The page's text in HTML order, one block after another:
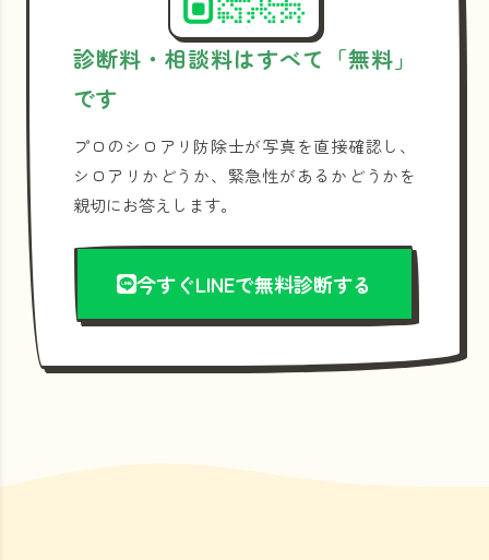
診断料・相談料はすべて「無料」
です
プロのシロアリ防除士が写真を直接確認し、
シロアリかどうか、緊急性があるかどうかを
親切にお答えします。
今すぐLINEで無料診断する